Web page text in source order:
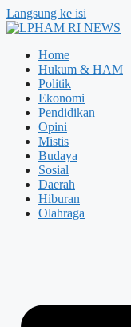
Langsung ke isi
Home
Hukum & HAM
Politik
Ekonomi
Pendidikan
Opini
Mistis
Budaya
Sosial
Daerah
Hiburan
Olahraga